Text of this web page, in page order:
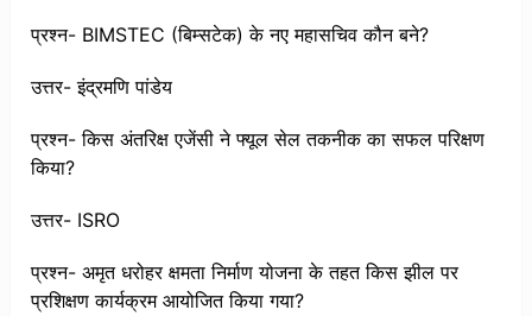
प्रश्न- BIMSTEC (बिम्सटेक) के नए महासचिव कौन बने?
उत्तर- इंद्रमणि पांडेय
प्रश्न- किस अंतरिक्ष एजेंसी ने फ्यूल सेल तकनीक का सफल परिक्षण
किया?
उत्तर- ISRO
प्रश्न- अमृत धरोहर क्षमता निर्माण योजना के तहत किस झील पर
प्रशिक्षण कार्यक्रम आयोजित किया गया?